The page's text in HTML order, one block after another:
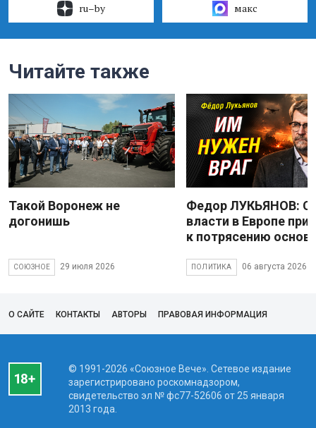
ru–by макс
Читайте также
Такой Воронеж не
догонишь
СОЮЗНОЕ 29 июля 2026
Федор ЛУКЬЯНОВ:
власти в Европе
к потрясению основ
ПОЛИТИКА 06 августа 2026
О САЙТЕ КОНТАКТЫ АВТОРЫ ПРАВОВАЯ ИНФОРМАЦИЯ
© 1991-2026 «Союзное Вече». Сетевое издание
зарегистрировано роскомнадзором,
свидетельство эл № фc77-52606 от 25 января
2013 года.